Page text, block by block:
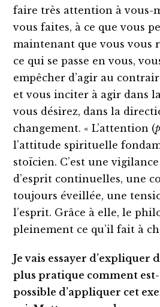
faire très attention à vous-
vous faites, à ce que vous
maintenant que vous vous
ce qui se passe en vous,
empêcher d’agir au
et vous inciter à agir dans
vous désirez, dans la
changement. « L’attention (
l’attitude spirituelle
stoïcien. C’est une
d’esprit continuelles, une
toujours éveillée, une
l’esprit. Grâce à elle, le
pleinement ce qu’il fait à
Je vais essayer d’expliquer
plus pratique comment est-
possible d’appliquer cet